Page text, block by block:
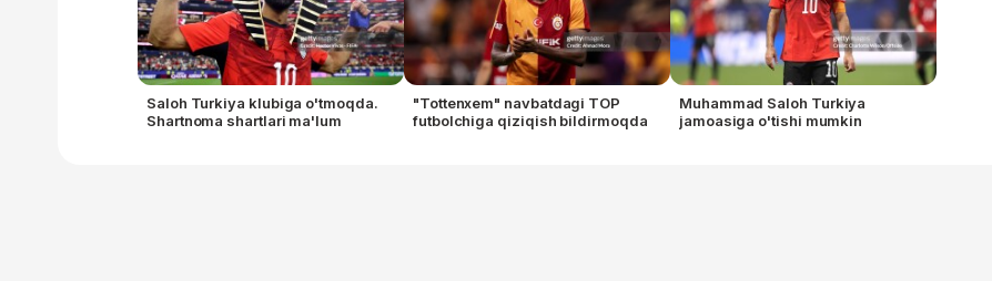
Saloh Turkiya klubiga o'tmoqda.
Shartnoma shartlari ma'lum
"Tottenxem" navbatdagi TOP
futbolchiga qiziqish bildirmoqda
Muhammad Saloh Turkiya
jamoasiga o'tishi mumkin